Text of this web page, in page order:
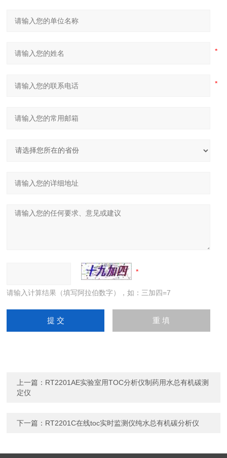
请输入计算结果（填写阿拉伯数字），如：三加四=7
上一篇： RT2201AE实验室用TOC分析仪制药用水总有机碳测
定仪
下一篇： RT2201C在线toc实时监测仪纯水总有机碳分析仪